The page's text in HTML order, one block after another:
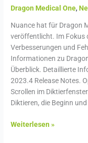
Dragon Medical One,
Nuance hat für Dragon
veröffentlicht. Im Fokus
Verbesserungen und
Informationen zu
Überblick. Detaillierte
2023.4 Release Notes.
Scrollen im
Diktieren, die Beginn
Weiterlesen »